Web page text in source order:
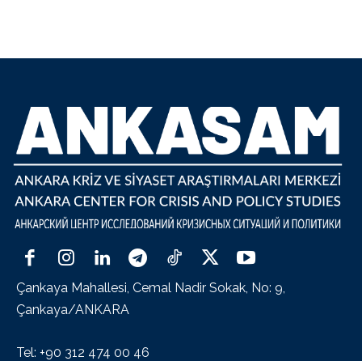
Çankaya Mahallesi, Cemal Nadir Sokak, No: 9,
Çankaya/ANKARA
Tel: +90 312 474 00 46